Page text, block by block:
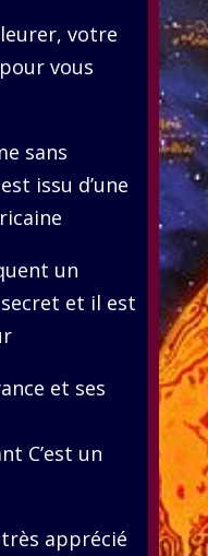
votre
vous
sans
issu d’une
un
et il est
et ses
C’est un
apprécié